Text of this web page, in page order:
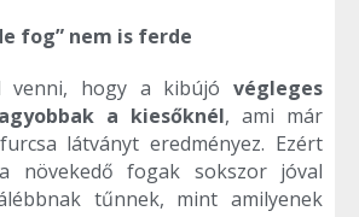
fog” nem is ferde
venni, hogy a kibújó végleges
a kiesőknél, ami már
látványt eredményez. Ezért
növekedő fogak sokszor jóval
tűnnek, mint amilyenek